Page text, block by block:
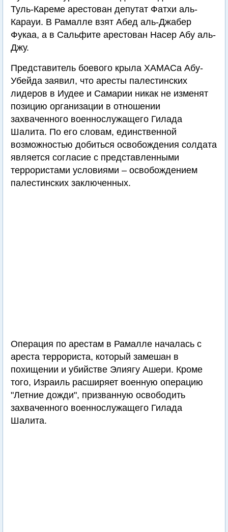
Туль-Кареме арестован депутат Фатхи аль-
Карауи. В Рамалле взят Абед аль-Джабер
Фукаа, а в Сальфите арестован Насер Абу аль-
Джу.
Представитель боевого крыла ХАМАСа Абу-
Убейда заявил, что аресты палестинских
лидеров в Иудее и Самарии никак не изменят
позицию организации в отношении
захваченного военнослужащего Гилада
Шалита. По его словам, единственной
возможностью добиться освобождения солдата
является согласие с представленными
террористами условиями – освобождением
палестинских заключенных.
Операция по арестам в Рамалле началась с
ареста террориста, который замешан в
похищении и убийстве Элиягу Ашери. Кроме
того, Израиль расширяет военную операцию
"Летние дожди", призванную освободить
захваченного военнослужащего Гилада
Шалита.